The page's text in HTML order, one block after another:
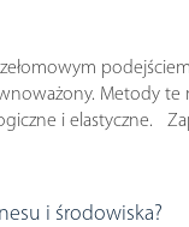
Metody
i elastyczne.
i środowiska?